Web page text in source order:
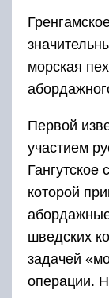
морская
Первой
участием
которой
шведских
задачей
операции.